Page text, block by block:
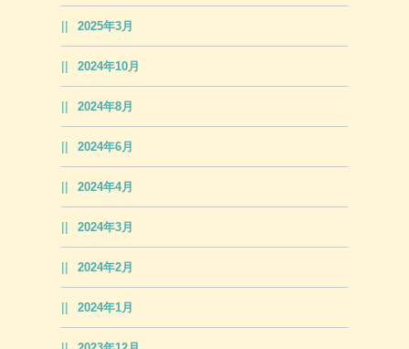
2025年3月
2024年10月
2024年8月
2024年6月
2024年4月
2024年3月
2024年2月
2024年1月